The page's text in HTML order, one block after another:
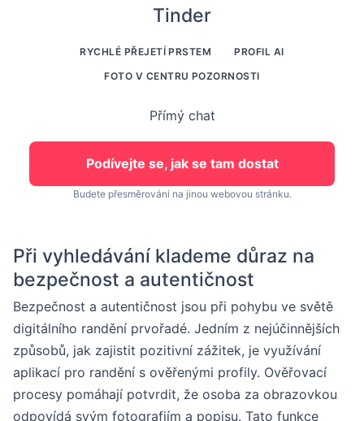
Tinder
RYCHLÉ PŘEJETÍ PRSTEM
PROFIL AI
FOTO V CENTRU POZORNOSTI
Přímý chat
Podívejte se, jak se tam dostat
Budete přesměrováni na jinou webovou stránku.
Při vyhledávání klademe důraz na
bezpečnost a autentičnost
Bezpečnost a autentičnost jsou při pohybu ve světě
digitálního randění prvořadé. Jedním z nejúčinnějších
způsobů, jak zajistit pozitivní zážitek, je využívání
aplikací pro randění s ověřenými profily. Ověřovací
procesy pomáhají potvrdit, že osoba za obrazovkou
odpovídá svým fotografiím a popisu. Tato funkce